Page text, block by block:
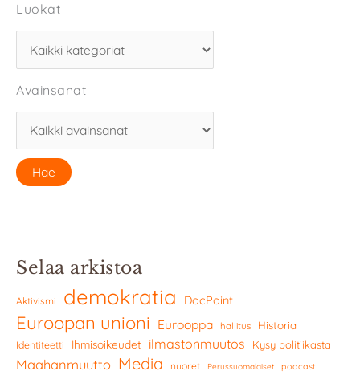
Luokat
Avainsanat
Selaa arkistoa
Aktivismi demokratia DocPoint
Euroopan unioni Eurooppa hallitus Historia
Identiteetti Ihmisoikeudet ilmastonmuutos Kysy politiikasta
Maahanmuutto Media nuoret Perussuomalaiset podcast